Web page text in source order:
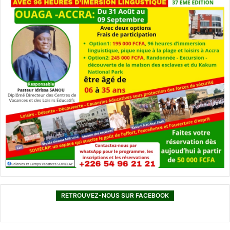
RETROUVEZ-NOUS SUR FACEBOOK